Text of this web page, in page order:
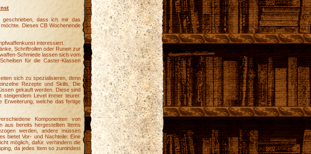
dass ich mir das
Dieses CB Wochenende
interessiert.
Schriftrollen oder Runen zur
Schmiede lassen sich vom
für die Caster-Klassen
sich zu spezialisieren, denn
Rezepte und Skills. Die
gekauft werden. Diese sind
Level immer teurer.
Erweiterung, welche das fertige
Komponenten von
aus bereits hergestellten Items
werden, andere müssen
bietet Vor- und Nachteile: Eine
möglich, dafür verhindern die
da jedes Item so zumindest